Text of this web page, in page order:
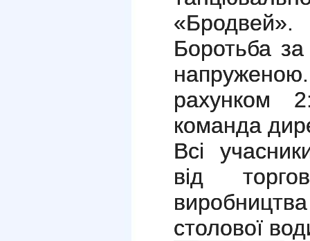
«Бродвей».
Боротьба
рахунком
команда
Всі
від
столової